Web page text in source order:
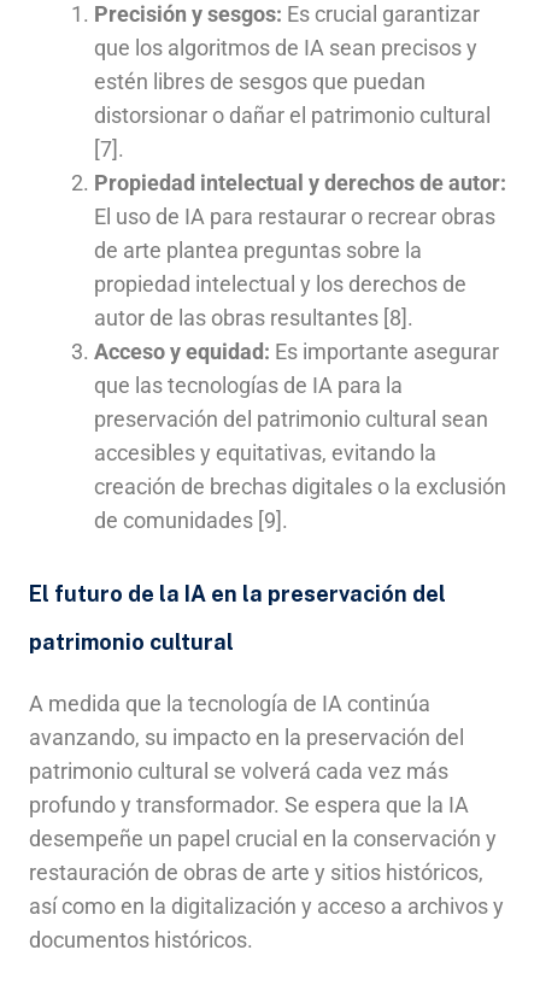
Precisión y sesgos: Es crucial garantizar
que los algoritmos de IA sean precisos y
estén libres de sesgos que puedan
distorsionar o dañar el patrimonio cultural
[7].
Propiedad intelectual y derechos de autor:
El uso de IA para restaurar o recrear obras
de arte plantea preguntas sobre la
propiedad intelectual y los derechos de
autor de las obras resultantes [8].
Acceso y equidad: Es importante asegurar
que las tecnologías de IA para la
preservación del patrimonio cultural sean
accesibles y equitativas, evitando la
creación de brechas digitales o la exclusión
de comunidades [9].
El futuro de la IA en la preservación del
patrimonio cultural
A medida que la tecnología de IA continúa
avanzando, su impacto en la preservación del
patrimonio cultural se volverá cada vez más
profundo y transformador. Se espera que la IA
desempeñe un papel crucial en la conservación y
restauración de obras de arte y sitios históricos,
así como en la digitalización y acceso a archivos y
documentos históricos.